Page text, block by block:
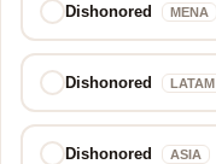
Dishonored MENA
Dishonored LATAM
Dishonored ASIA